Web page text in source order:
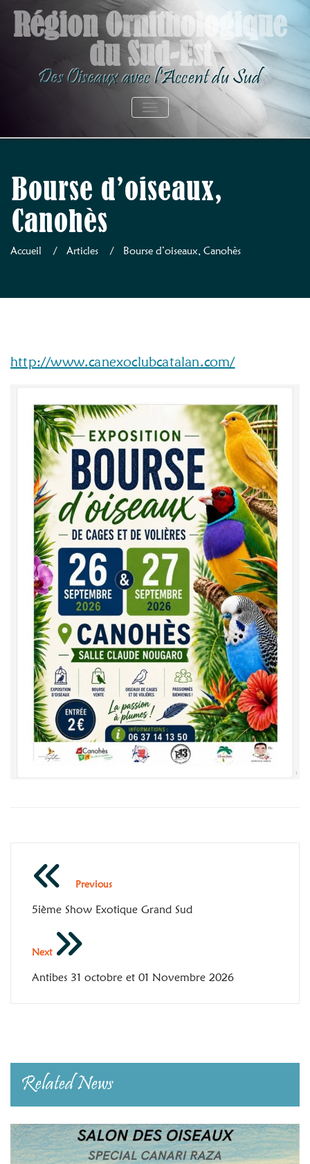
SkipRégion Ornithologique
du Sud-Est
Des Oiseaux avec l'Accent du Sud
AFFICHER/MASQUER LA NAVIGATION
Bourse d’oiseaux,
Canohès
Accueil / Articles / Bourse d’oiseaux, Canohès
http://www.canexoclubcatalan.com/
Navigation
de
l’article
Previous
5ième Show Exotique Grand Sud
Next
Antibes 31 octobre et 01 Novembre 2026
Related News